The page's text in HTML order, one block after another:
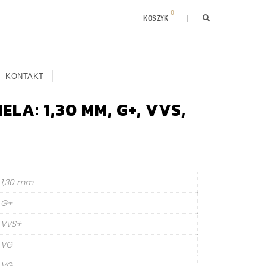
KOSZYK
0
KONTAKT
1,30 MM, G+, VVS,
1,30 mm
G+
VVS+
VG